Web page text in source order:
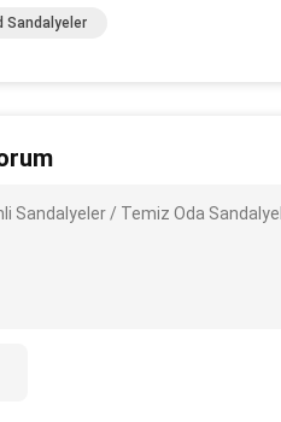
Sandalyeler
Sandalyeler / Temiz Oda